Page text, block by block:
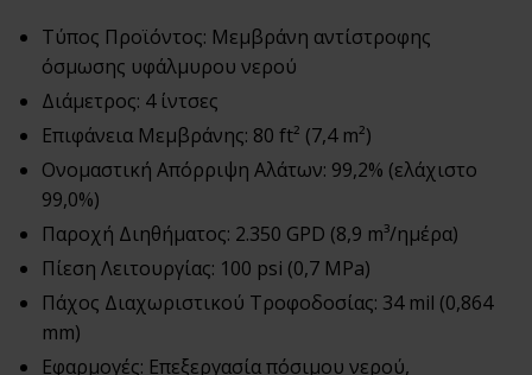
Τύπος Προϊόντος: Μεμβράνη αντίστροφης
όσμωσης υφάλμυρου νερού
Διάμετρος: 4 ίντσες
Επιφάνεια Μεμβράνης: 80 ft² (7,4 m²)
Ονομαστική Απόρριψη Αλάτων: 99,2% (ελάχιστο
99,0%)
Παροχή Διηθήματος: 2.350 GPD (8,9 m³/ημέρα)
Πίεση Λειτουργίας: 100 psi (0,7 MPa)
Πάχος Διαχωριστικού Τροφοδοσίας: 34 mil (0,864
mm)
Εφαρμογές: Επεξεργασία πόσιμου νερού,